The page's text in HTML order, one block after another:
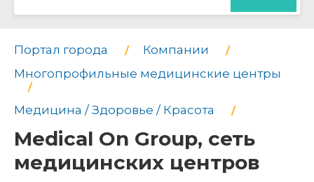
Портал города
Компании
Многопрофильные медицинские центры
Медицина / Здоровье / Красота
Medical On Group, сеть
медицинских центров